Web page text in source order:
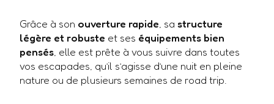
Grâce à son ouverture rapide , sa structure
légère et robuste et ses équipements bien
pensés , elle est prête à vous suivre dans toutes
vos escapades, qu’il s’agisse d’une nuit en pleine
nature ou de plusieurs semaines de road trip.